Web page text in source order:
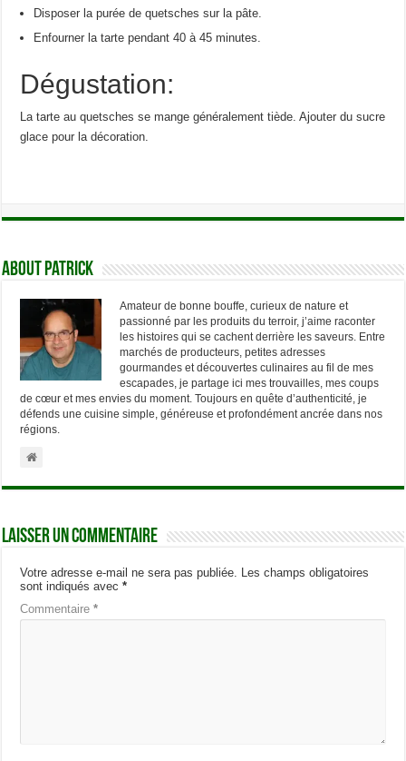
Disposer la purée de quetsches sur la pâte.
Enfourner la tarte pendant 40 à 45 minutes.
Dégustation:
La tarte au quetsches se mange généralement tiède. Ajouter du sucre
glace pour la décoration.
About Patrick
Amateur de bonne bouffe, curieux de nature et
passionné par les produits du terroir, j’aime raconter
les histoires qui se cachent derrière les saveurs. Entre
marchés de producteurs, petites adresses
gourmandes et découvertes culinaires au fil de mes
escapades, je partage ici mes trouvailles, mes coups
de cœur et mes envies du moment. Toujours en quête d’authenticité, je
défends une cuisine simple, généreuse et profondément ancrée dans nos
régions.
Laisser un commentaire
Votre adresse e-mail ne sera pas publiée. Les champs obligatoires
sont indiqués avec*
Commentaire*